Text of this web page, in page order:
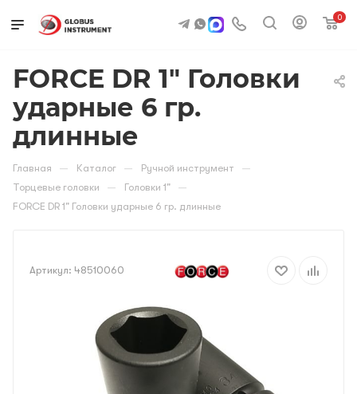
0
FORCE DR 1" Головки
ударные 6 гр.
длинные
Главная — Каталог — Ручной инструмент —
Торцевые головки — Головки 1" —
FORCE DR 1" Головки ударные 6 гр. длинные
Артикул: 48510060